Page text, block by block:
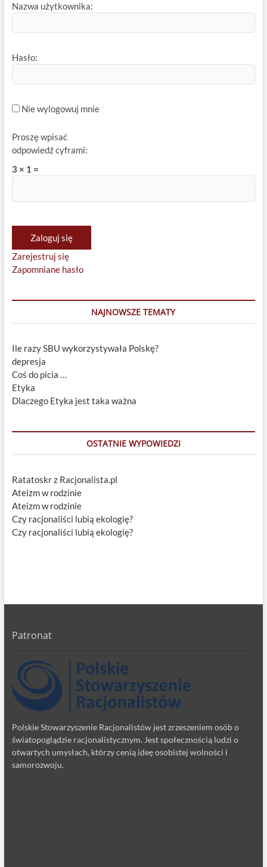
Nazwa użytkownika:
Hasło:
Nie wylogowuj mnie
Proszę wpisać
odpowiedź cyframi:
3 × 1 =
Zaloguj się
Zarejestruj się
Zapomniane hasło
NAJNOWSZE TEMATY
Ile razy SBU wykorzystywała Polskę?
depresja
Coś do picia …
Etyka
Dlaczego Etyka jest taka ważna
OSTATNIE WYPOWIEDZI
Ratatoskr z Racjonalista.pl
Ateizm w rodzinie
Ateizm w rodzinie
Czy racjonaliści lubią ekologię?
Czy racjonaliści lubią ekologię?
Patronat
Polskie Stowarzyszenie Racjonalistów jest zrzeszeniem osób o
światopoglądzie racjonalistycznym. Jest społecznością ludzi o
otwartych umysłach, którzy cenią ideę osobistej wolności i
samorozwoju.